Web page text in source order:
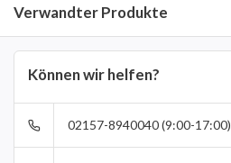
Verwandter Produkte
Können wir helfen?
02157-8940040 (9:00-17:00)